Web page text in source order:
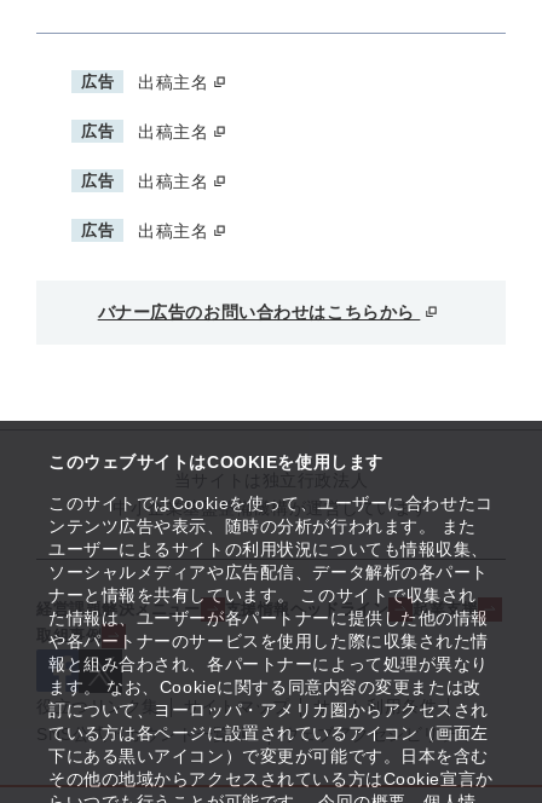
このウェブサイトはCOOKIEを使用します
このサイトではCookieを使って、ユーザーに合わせたコ
ンテンツ広告や表示、随時の分析が行われます。 また
ユーザーによるサイトの利用状況についても情報収集、
ソーシャルメディアや広告配信、データ解析の各パート
ナーと情報を共有しています。 このサイトで収集され
た情報は、ユーザーが各パートナーに提供した他の情報
や各パートナーのサービスを使用した際に収集された情
報と組み合わされ、各パートナーによって処理が異なり
ます。 なお、Cookieに関する同意内容の変更または改
訂について、ヨーロッパ・アメリカ圏からアクセスされ
ている方は各ページに設置されているアイコン（画面左
下にある黒いアイコン）で変更が可能です。日本を含む
その他の地域からアクセスされている方はCookie宣言か
広告 出稿主名
広告 出稿主名
広告 出稿主名
広告 出稿主名
バナー広告のお問い合わせはこちらから
中小企業基盤整備機構が運営しています
経営課題解決メニュー 支援情報ヘッドライン
起業支援
取組事例
役立つリンク集 サイトマップ
サイト利用条件
SNS公式アカウント一覧
ウェブアクセシビリティ